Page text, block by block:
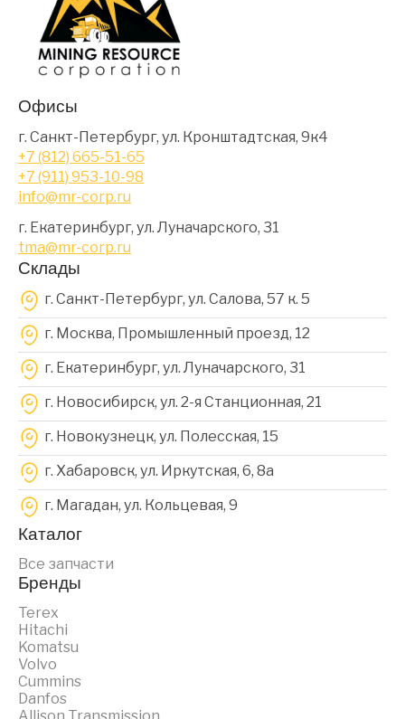
Офисы
г. Санкт-Петербург, ул. Кронштадтская, 9к4
+7 (812) 665-51-65
+7 (911) 953-10-98
info@mr-corp.ru
г. Екатеринбург, ул. Луначарского, 31
tma@mr-corp.ru
Склады
г. Санкт-Петербург, ул. Салова, 57 к. 5
г. Москва, Промышленный проезд, 12
г. Екатеринбург, ул. Луначарского, 31
г. Новосибирск, ул. 2-я Станционная, 21
г. Новокузнецк, ул. Полесская, 15
г. Хабаровск, ул. Иркутская, 6, 8a
г. Магадан, ул. Кольцевая, 9
Каталог
Все запчасти
Бренды
Terex
Hitachi
Komatsu
Volvo
Cummins
Danfos